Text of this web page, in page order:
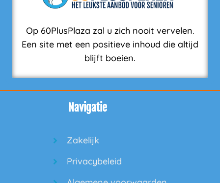
Op 60PlusPlaza zal u zich nooit vervelen.
Een site met een positieve inhoud die altijd
blijft boeien.
Navigatie
Zakelijk
Privacybeleid